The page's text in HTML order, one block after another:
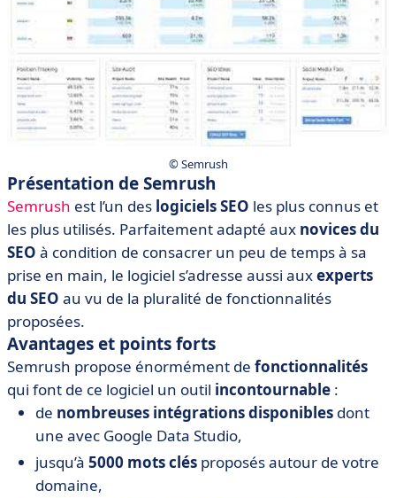
©️ Semrush
Présentation de Semrush
Semrush est l’un des logiciels SEO les plus connus et
les plus utilisés. Parfaitement adapté aux novices du
SEO à condition de consacrer un peu de temps à sa
prise en main, le logiciel s’adresse aussi auxexperts
du SEO au vu de la pluralité de fonctionnalités
proposées.
Avantages et points forts
Semrush propose énormément de fonctionnalités
qui font de ce logiciel un outil incontournable :
de nombreuses intégrations disponibles dont
une avec Google Data Studio,
jusqu’à 5000 mots clés proposés autour de votre
domaine,